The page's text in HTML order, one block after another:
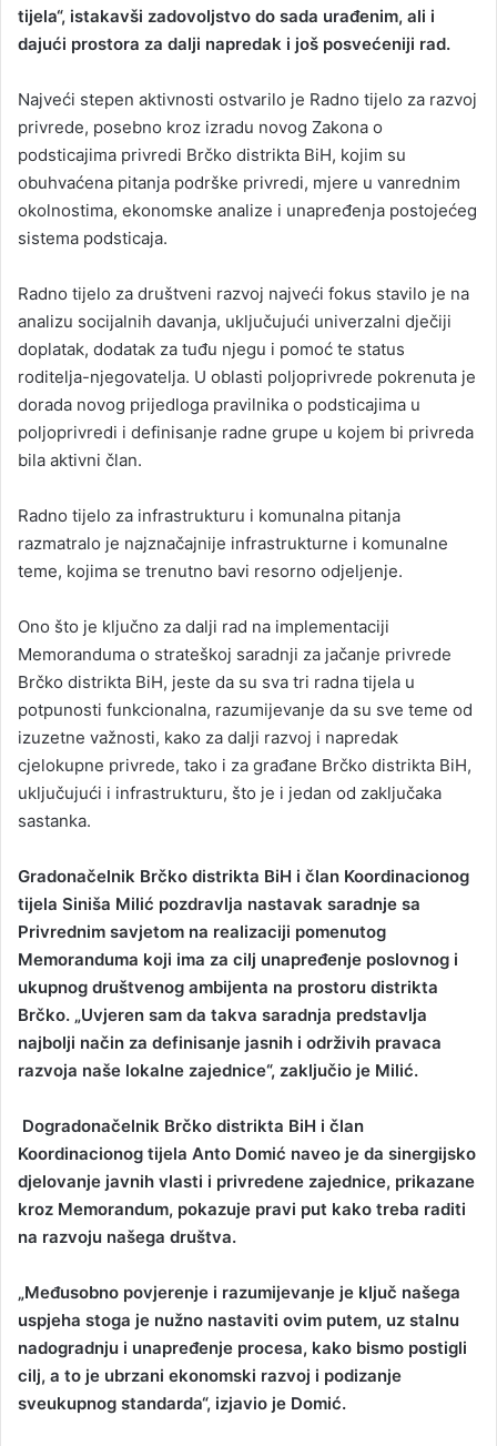
tijela“, istakavši zadovoljstvo do sada urađenim, ali i
dajući prostora za dalji napredak i još posvećeniji rad.
Najveći stepen aktivnosti ostvarilo je Radno tijelo za razvoj
privrede, posebno kroz izradu novog Zakona o
podsticajima privredi Brčko distrikta BiH, kojim su
obuhvaćena pitanja podrške privredi, mjere u vanrednim
okolnostima, ekonomske analize i unapređenja postojećeg
sistema podsticaja.
Radno tijelo za društveni razvoj najveći fokus stavilo je na
analizu socijalnih davanja, uključujući univerzalni dječiji
doplatak, dodatak za tuđu njegu i pomoć te status
roditelja-njegovatelja. U oblasti poljoprivrede pokrenuta je
dorada novog prijedloga pravilnika o podsticajima u
poljoprivredi i definisanje radne grupe u kojem bi privreda
bila aktivni član.
Radno tijelo za infrastrukturu i komunalna pitanja
razmatralo je najznačajnije infrastrukturne i komunalne
teme, kojima se trenutno bavi resorno odjeljenje.
Ono što je ključno za dalji rad na implementaciji
Memoranduma o strateškoj saradnji za jačanje privrede
Brčko distrikta BiH, jeste da su sva tri radna tijela u
potpunosti funkcionalna, razumijevanje da su sve teme od
izuzetne važnosti, kako za dalji razvoj i napredak
cjelokupne privrede, tako i za građane Brčko distrikta BiH,
uključujući i infrastrukturu, što je i jedan od zaključaka
sastanka.
Gradonačelnik Brčko distrikta BiH i član Koordinacionog
tijela Siniša Milić pozdravlja nastavak saradnje sa
Privrednim savjetom na realizaciji pomenutog
Memoranduma koji ima za cilj unapređenje poslovnog i
ukupnog društvenog ambijenta na prostoru distrikta
Brčko. „Uvjeren sam da takva saradnja predstavlja
najbolji način za definisanje jasnih i održivih pravaca
razvoja naše lokalne zajednice“, zaključio je Milić.
Dogradonačelnik Brčko distrikta BiH i član
Koordinacionog tijela Anto Domić naveo je da sinergijsko
djelovanje javnih vlasti i privredene zajednice, prikazane
kroz Memorandum, pokazuje pravi put kako treba raditi
na razvoju našega društva.
„Međusobno povjerenje i razumijevanje je ključ našega
uspjeha stoga je nužno nastaviti ovim putem, uz stalnu
nadogradnju i unapređenje procesa, kako bismo postigli
cilj, a to je ubrzani ekonomski razvoj i podizanje
sveukupnog standarda“, izjavio je Domić.